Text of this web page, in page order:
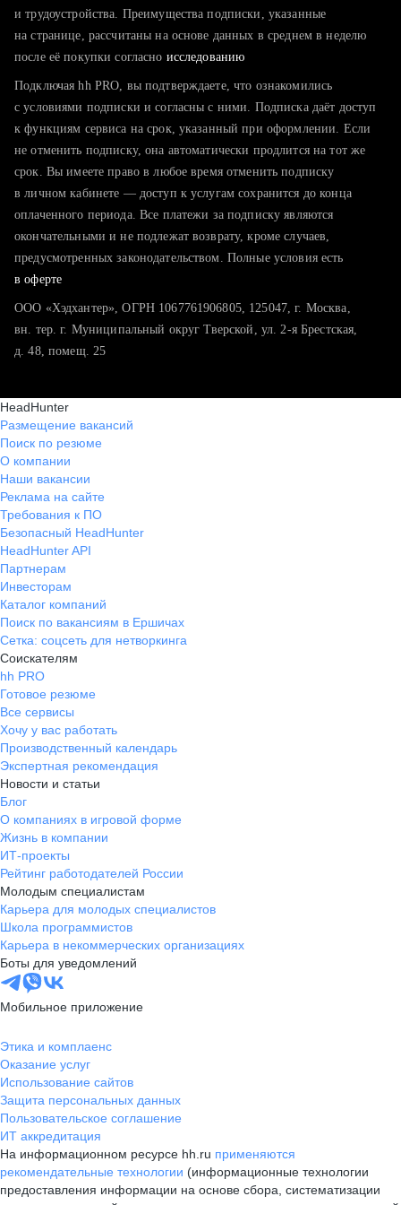
тратите много времени на поиск и вручную поднимаете
хотите сравнить себя с конкурентами и оценить шансы
и трудоустройства. Преимущества подписки, указанные
на странице, рассчитаны на основе данных в среднем в неделю
после её покупки согласно исследованию
Подключая hh PRO, вы подтверждаете, что ознакомились
с условиями подписки и согласны с ними. Подписка даёт доступ
к функциям сервиса на срок, указанный при оформлении. Если
не отменить подписку, она автоматически продлится на тот же
срок. Вы имеете право в любое время отменить подписку
в личном кабинете — доступ к услугам сохранится до конца
оплаченного периода. Все платежи за подписку являются
окончательными и не подлежат возврату, кроме случаев,
предусмотренных законодательством. Полные условия есть
в оферте
ООО «Хэдхантер», ОГРН 1067761906805, 125047, г. Москва,
вн. тер. г. Муниципальный округ Тверской, ул. 2-я Брестская,
д. 48, помещ. 25
HeadHunter
Размещение вакансий
Поиск по резюме
О компании
Наши вакансии
Реклама на сайте
Требования к ПО
Безопасный HeadHunter
HeadHunter API
Партнерам
Инвесторам
Каталог компаний
Поиск по вакансиям в Ершичах
Сетка: соцсеть для нетворкинга
Соискателям
hh PRO
Готовое резюме
Все сервисы
Хочу у вас работать
Производственный календарь
Экспертная рекомендация
Новости и статьи
Блог
О компаниях в игровой форме
Жизнь в компании
ИТ-проекты
Рейтинг работодателей России
Молодым специалистам
Карьера для молодых специалистов
Школа программистов
Карьера в некоммерческих организациях
Боты для уведомлений
Мобильное приложение
Этика и комплаенс
Оказание услуг
Использование сайтов
Защита персональных данных
Пользовательское соглашение
ИТ аккредитация
На информационном ресурсе hh.ru применяются
рекомендательные технологии (информационные технологии
предоставления информации на основе сбора, систематизации